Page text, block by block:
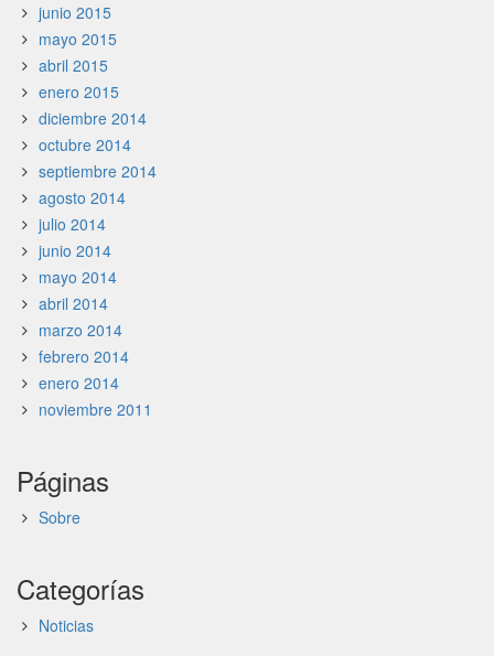
junio 2015
mayo 2015
abril 2015
enero 2015
diciembre 2014
octubre 2014
septiembre 2014
agosto 2014
julio 2014
junio 2014
mayo 2014
abril 2014
marzo 2014
febrero 2014
enero 2014
noviembre 2011
Páginas
Sobre
Categorías
Noticias